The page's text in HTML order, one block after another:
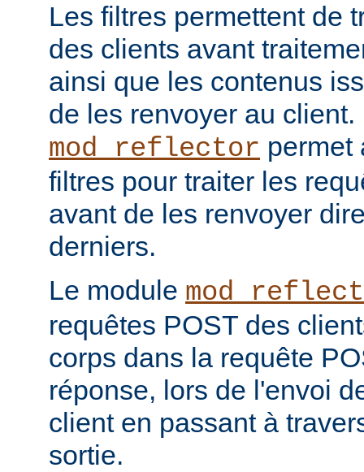
Les filtres permettent de
des clients avant
ainsi que les contenus
de les renvoyer au
mod_reflector permet
filtres pour traiter les
avant de les renvoyer
derniers.
Le module
requêtes POST des
corps dans la requête
réponse, lors de l'envoi
client en passant à
sortie.